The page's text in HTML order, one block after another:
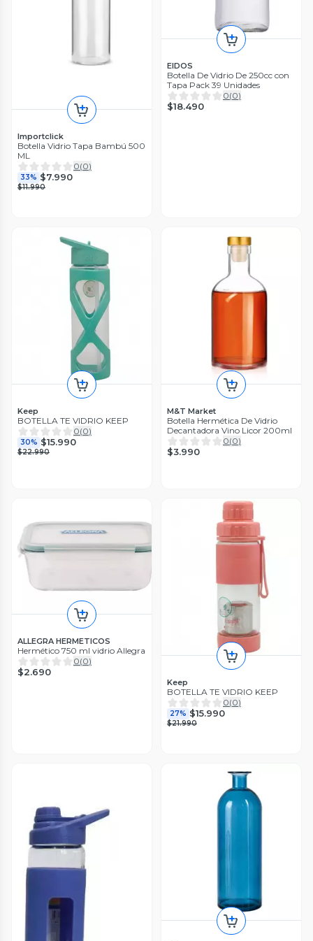
Importclick
Botella Vidrio Tapa Bambú 500
ML
0(0)
33% $7.990
$11.990
EIDOS
Botella De Vidrio De 250cc con
Tapa Pack 39 Unidades
0(0)
$18.490
Keep
BOTELLA TE VIDRIO KEEP
0(0)
30% $15.990
$22.990
M&T Market
Botella Hermética De Vidrio
Decantadora Vino Licor 200ml
0(0)
$3.990
ALLEGRA HERMETICOS
Hermético 750 ml vidrio Allegra
0(0)
$2.690
Keep
BOTELLA TE VIDRIO KEEP
0(0)
27% $15.990
$21.990